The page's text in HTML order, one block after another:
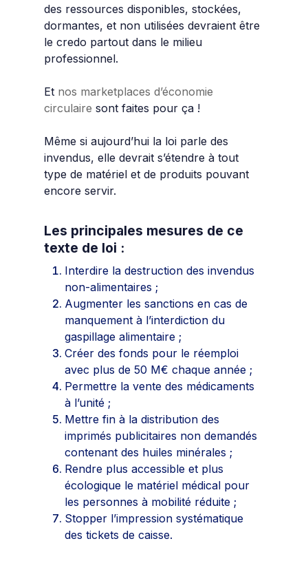
des ressources disponibles, stockées,
dormantes, et non utilisées devraient être
le credo partout dans le milieu
professionnel.
Et nos marketplaces d’économie
circulaire sont faites pour ça !
Même si aujourd’hui la loi parle des
invendus, elle devrait s’étendre à tout
type de matériel et de produits pouvant
encore servir.
Les principales mesures de ce
texte de loi :
Interdire la destruction des invendus
non-alimentaires ;
Augmenter les sanctions en cas de
manquement à l’interdiction du
gaspillage alimentaire ;
Créer des fonds pour le réemploi
avec plus de 50 M€ chaque année ;
Permettre la vente des médicaments
à l’unité ;
Mettre fin à la distribution des
imprimés publicitaires non demandés
contenant des huiles minérales ;
Rendre plus accessible et plus
écologique le matériel médical pour
les personnes à mobilité réduite ;
Stopper l’impression systématique
des tickets de caisse.